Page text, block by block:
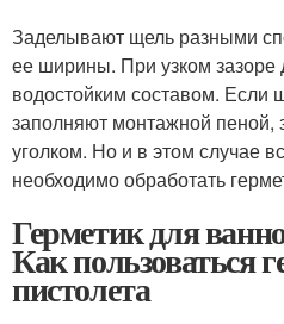
Заделывают щель разными
ее ширины. При узком зазоре
водостойким составом. Если
заполняют монтажной пеной,
уголком. Но и в этом случае
необходимо обработать
Герметик для
Как пользоваться
пистолета